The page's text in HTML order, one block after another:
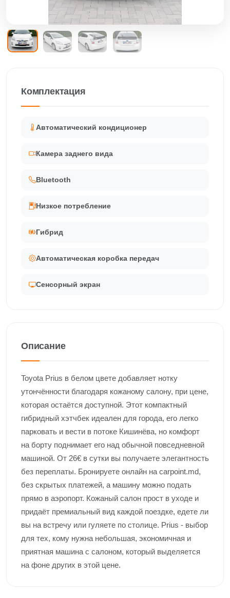
Комплектация
Автоматический кондиционер
Камера заднего вида
Bluetooth
Низкое потребление
Гибрид
Автоматическая коробка передач
Сенсорный экран
Описание
Toyota Prius в белом цвете добавляет нотку
утончённости благодаря кожаному салону, при цене,
которая остаётся доступной. Этот компактный
гибридный хэтчбек идеален для города, его легко
парковать и вести в потоке Кишинёва, но комфорт
на борту поднимает его над обычной повседневной
машиной. От 26€ в сутки вы получаете элегантность
без переплаты. Бронируете онлайн на carpoint.md,
без скрытых платежей, а машину можно подать
прямо в аэропорт. Кожаный салон прост в уходе и
придаёт премиальный вид каждой поездке, едете ли
вы на встречу или гуляете по столице. Prius - выбор
для тех, кому нужна небольшая, экономичная и
приятная машина с салоном, который выделяется
на фоне других в этой цене.